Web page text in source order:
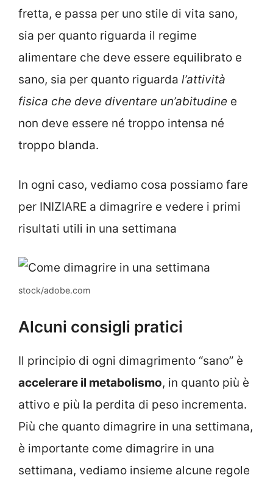
fretta, e passa per uno stile di vita sano,
sia per quanto riguarda il regime
alimentare che deve essere equilibrato e
sano, sia per quanto riguarda l’attività
fisica che deve diventare un’abitudine e
non deve essere né troppo intensa né
troppo blanda.
In ogni caso, vediamo cosa possiamo fare
per INIZIARE a dimagrire e vedere i primi
risultati utili in una settimana
stock/adobe.com
Alcuni consigli pratici
Il principio di ogni dimagrimento “sano” è
accelerare il metabolismo, in quanto più è
attivo e più la perdita di peso incrementa.
Più che quanto dimagrire in una settimana,
è importante come dimagrire in una
settimana, vediamo insieme alcune regole